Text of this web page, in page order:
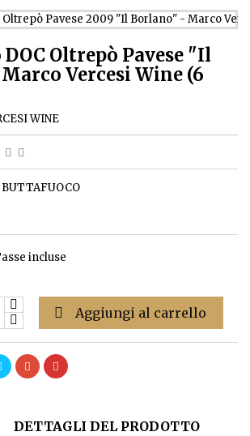
Oltrepò Pavese "Il
Vercesi Wine (6
WINE
BUTTAFUOCO
incluse
 Aggiungi al carrello
DETTAGLI DEL PRODOTTO